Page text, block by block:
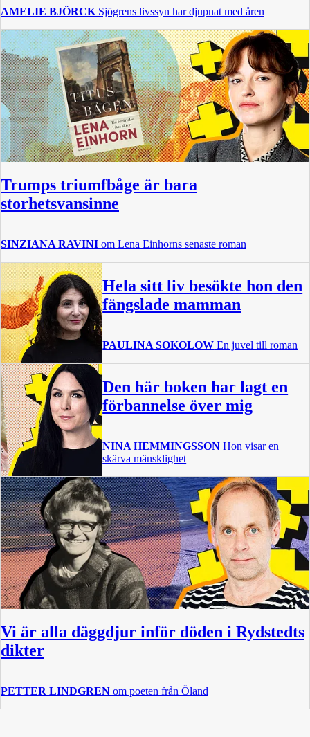
AMELIE BJÖRCK Sjögrens livssyn har djupnat med åren
Trumps triumfbåge är bara
storhetsvansinne
SINZIANA RAVINI om Lena Einhorns senaste roman
Hela sitt liv besökte hon den
fängslade mamman
PAULINA SOKOLOW En juvel till roman
Den här boken har lagt en
förbannelse över mig
NINA HEMMINGSSON Hon visar en
skärva mänsklighet
Vi är alla däggdjur inför döden i Rydstedts
dikter
PETTER LINDGREN om poeten från Öland